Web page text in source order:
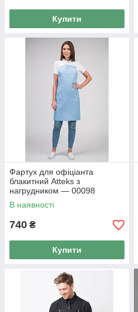
Купити
Фартух для офіціанта
блакитний Atteks з
нагрудником — 00098
В наявності
740 ₴
Купити